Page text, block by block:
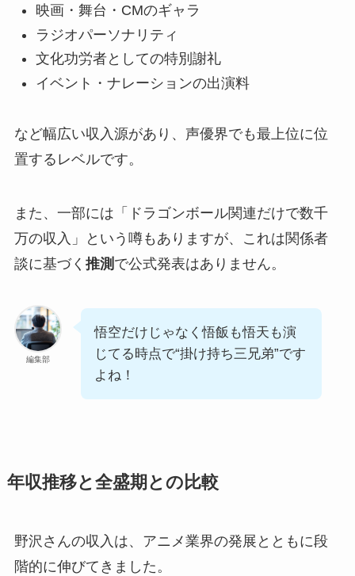
映画・舞台・CMのギャラ
ラジオパーソナリティ
文化功労者としての特別謝礼
イベント・ナレーションの出演料
など幅広い収入源があり、声優界でも最上位に位
置するレベルです。
また、一部には「ドラゴンボール関連だけで数千
万の収入」という噂もありますが、これは関係者
談に基づく 推測 で公式発表はありません。
編集部
悟空だけじゃなく悟飯も悟天も演
じてる時点で“掛け持ち三兄弟”です
よね！
年収推移と全盛期との比較
野沢さんの収入は、アニメ業界の発展とともに段
階的に伸びてきました。